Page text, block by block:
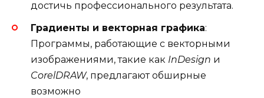
достичь профессионального результата.
Градиенты и векторная графика:
Программы, работающие с векторными
изображениями, такие как InDesign и
CorelDRAW, предлагают обширные
возможно